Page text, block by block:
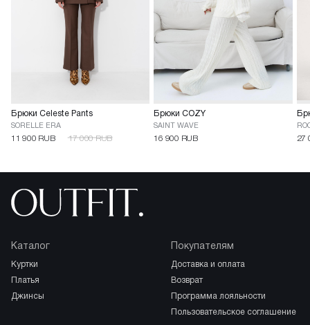
Брюки Celeste Pants
SORELLE ERA
11 900 RUB 17 000 RUB
Брюки COZY
SAINT WAVE
16 900 RUB 27
Каталог
куртки
платья
джинсы
Покупателям
доставка и оплата
возврат
программа лояльности
пользовательское соглашение